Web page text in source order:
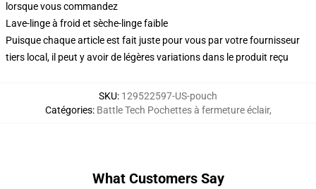
lorsque vous commandez
Lave-linge à froid et sèche-linge faible
Puisque chaque article est fait juste pour vous par votre fournisseur
tiers local, il peut y avoir de légères variations dans le produit reçu
SKU: 129522597-US-pouch
Catégories: Battle Tech Pochettes à fermeture éclair,
What Customers Say